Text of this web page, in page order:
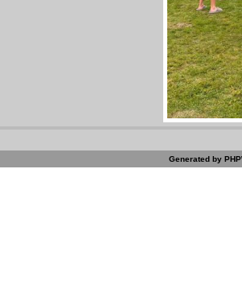
Generated by